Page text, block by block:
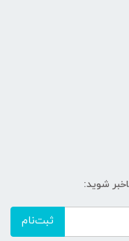
شوید:
ثبت‌نام